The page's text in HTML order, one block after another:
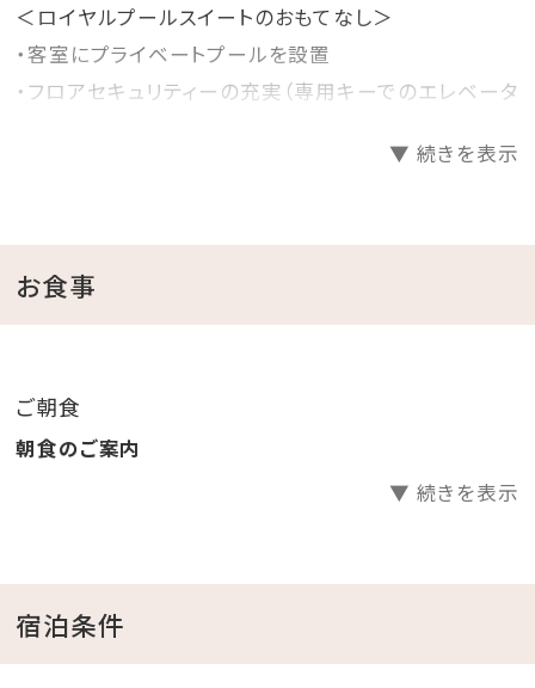
＜ロイヤルプールスイートのおもてなし＞
・客室にプライベートプールを設置
・フロアセキュリティーの充実（専用キーでのエレベータ
※9階はプライベートフロアの為、ご宿泊者以外の方の
・専用デスクでのチェックイン・チェックアウト
・専用コンシェルジュデスクをご用意
営業時間 15：00～23：00（最終受付22：30）
・滞在中新聞サービス（地元紙 休刊日除く）
・駐車場無料（通常1泊あたり1，000円、上限3，000円）
▼ 続きを表示
お食事
ご朝食
朝食のご案内
▼ 続きを表示
宿泊条件